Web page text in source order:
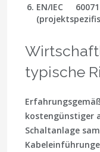
EN/IEC
typische
kostengünstiger
Schaltanlage